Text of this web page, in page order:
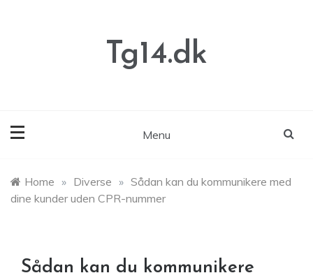
Tg14.dk
Menu
Home » Diverse » Sådan kan du kommunikere med
dine kunder uden CPR-nummer
Sådan kan du kommunikere